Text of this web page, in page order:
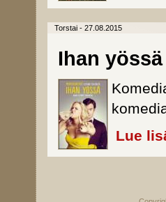
Torstai - 27.08.2015
Ihan yössä
Lue